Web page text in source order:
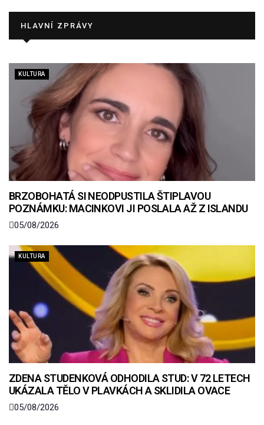
HLAVNÍ ZPRÁVY
KULTURA
BRZOBOHATÁ SI NEODPUSTILA ŠTIPLAVOU
POZNÁMKU: MACINKOVI JI POSLALA AŽ Z ISLANDU
05/08/2026
KULTURA
ZDENA STUDENKOVÁ ODHODILA STUD: V 72 LETECH
UKÁZALA TĚLO V PLAVKÁCH A SKLIDILA OVACE
05/08/2026